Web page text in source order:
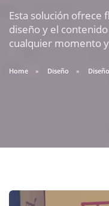
Esta solución ofrece
diseño y el
cualquier momento
Home Diseño